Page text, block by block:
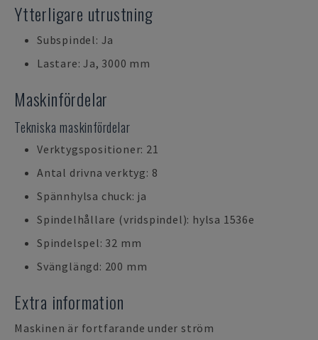
Ytterligare utrustning
Subspindel: Ja
Lastare: Ja, 3000 mm
Maskinfördelar
Tekniska maskinfördelar
Verktygspositioner: 21
Antal drivna verktyg: 8
Spännhylsa chuck: ja
Spindelhållare (vridspindel): hylsa 1536e
Spindelspel: 32 mm
Svänglängd: 200 mm
Extra information
Maskinen är fortfarande under ström